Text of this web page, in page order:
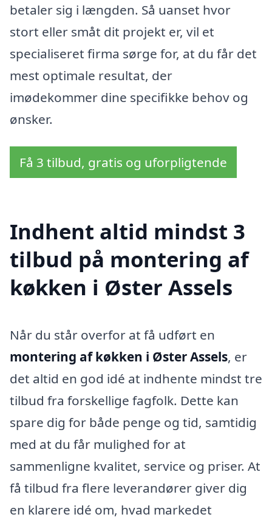
betaler sig i længden. Så uanset hvor
stort eller småt dit projekt er, vil et
specialiseret firma sørge for, at du får det
mest optimale resultat, der
imødekommer dine specifikke behov og
ønsker.
Få 3 tilbud, gratis og uforpligtende
Indhent altid mindst 3
tilbud på montering af
køkken i Øster Assels
Når du står overfor at få udført en
montering af køkken i Øster Assels, er
det altid en god idé at indhente mindst tre
tilbud fra forskellige fagfolk. Dette kan
spare dig for både penge og tid, samtidig
med at du får mulighed for at
sammenligne kvalitet, service og priser. At
få tilbud fra flere leverandører giver dig
en klarere idé om, hvad markedet